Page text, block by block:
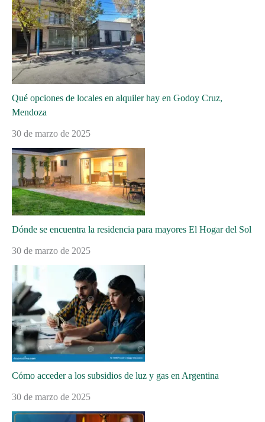
Qué opciones de locales en alquiler hay en Godoy Cruz,
Mendoza
30 de marzo de 2025
Dónde se encuentra la residencia para mayores El Hogar del Sol
30 de marzo de 2025
Cómo acceder a los subsidios de luz y gas en Argentina
30 de marzo de 2025